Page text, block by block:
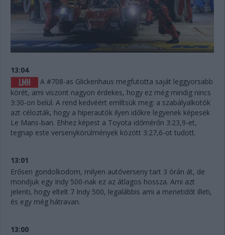
13:04
A #708-as Glickenhaus megfutotta saját leggyorsabb
körét, ami viszont nagyon érdekes, hogy ez még mindig nincs
3:30-on belül. A rend kedvéért említsük meg: a szabályalkotók
azt célozták, hogy a hiperautók ilyen időkre legyenek képesek
Le Mans-ban. Ehhez képest a Toyota időmérőn 3:23,9-et,
tegnap este versenykörülmények között 3:27,6-ot tudott.
13:01
Erősen gondolkodom, milyen autóverseny tart 3 órán át, de
mondjuk egy Indy 500-nak ez az átlagos hossza. Ami azt
jelenti, hogy eltelt 7 Indy 500, legalábbis ami a menetidőt illeti,
és egy még hátravan.
13:00